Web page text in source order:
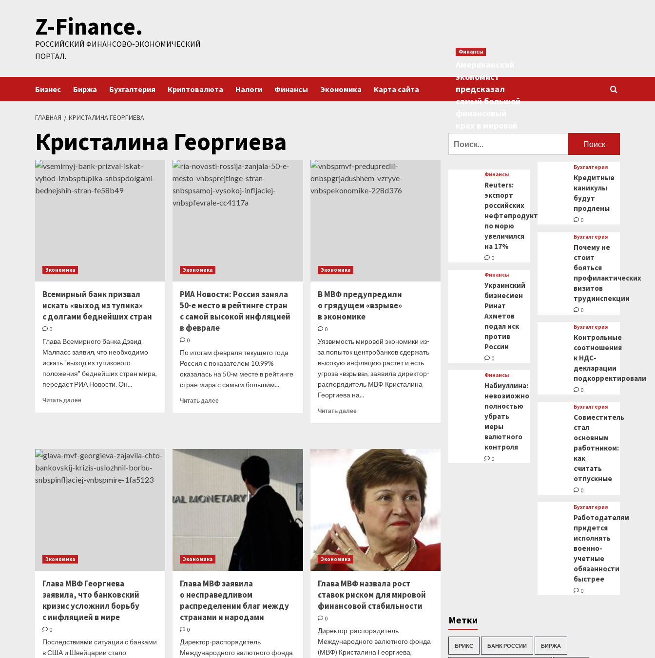
содержимомуZ-Finance.
РОССИЙСКИЙ ФИНАНСОВО-ЭКОНОМИЧЕСКИЙ
ПОРТАЛ.
Бизнес Биржа Бухгалтерия Криптовалюта Налоги Финансы Экономика Карта сайта
ГЛАВНАЯ КРИСТАЛИНА ГЕОРГИЕВА
Кристалина Георгиева
Экономика
Всемирный банк призвал
искать «выход из тупика»
с долгами беднейших стран
0
Глава Всемирного банка Дэвид
Малпасс заявил, что необходимо
искать "выход из тупикового
положения" беднейших стран мира,
передает РИА Новости. Он...
Читать далееПрочитать
искать
«выход
из тупика»
с долгами
Экономика
РИА Новости: Россия заняла
50-е место в рейтинге стран
с самой высокой инфляцией
в феврале
0
По итогам февраля текущего года
Россия с показателем 10,99%
оказалась на 50-м месте в рейтинге
стран мира с самым большим...
Читать далееПрочитать
50-
в рейтинге
стран
инфляцией
в феврале
Экономика
В МВФ предупредили
о грядущем «взрыве»
в экономике
0
Уязвимость мировой экономики из-
за попыток центробанков сдержать
высокую инфляцию растет и есть
угроза «взрыва», заявила директор-
распорядитель МВФ Кристалина
Георгиева на...
Читать далееПрочитать
о грядущем
«взрыве»
в экономике
Экономика
Глава МВФ Георгиева
заявила, что банковский
кризис усложнил борьбу
с инфляцией в мире
0
Последствиями ситуации с банками
в США и Швейцарии стало
Экономика
Глава МВФ заявила
о несправедливом
распределении благ между
странами и народами
0
Директор-распорядитель
Международного валютного фонда
Экономика
Глава МВФ назвала рост
ставок риском для мировой
финансовой стабильности
0
Директор-распорядитель
Международного валютного фонда
(МВФ) Кристалина Георгиева,
Финансы
экономист
предсказал
самый большой
Финансы
Reuters:
экспорт
российских
нефтепродуктов
по морю
увеличился
на 17%
0
Финансы
Украинский
бизнесмен
Ринат
Ахметов
подал иск
против
России
0
Финансы
Набиуллина:
невозможно
полностью
убрать
меры
валютного
контроля
0
Бухгалтерия
Кредитные
каникулы
будут
продлены
0
Бухгалтерия
Почему не
стоит
бояться
профилактических
визитов
трудинспекции
0
Бухгалтерия
Контрольные
соотношения
к НДС-
декларации
подкорректировали
0
Бухгалтерия
Совместитель
стал
основным
работником:
как
считать
отпускные
0
Бухгалтерия
Работодателям
придется
исполнять
военно-
учетные
обязанности
быстрее
0
Метки
БРИКС БАНК РОССИИ БИРЖА